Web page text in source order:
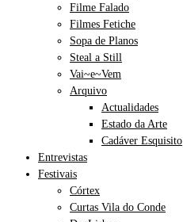
Filme Falado
Filmes Fetiche
Sopa de Planos
Steal a Still
Vai~e~Vem
Arquivo
Actualidades
Estado da Arte
Cadáver Esquisito
Entrevistas
Festivais
Córtex
Curtas Vila do Conde